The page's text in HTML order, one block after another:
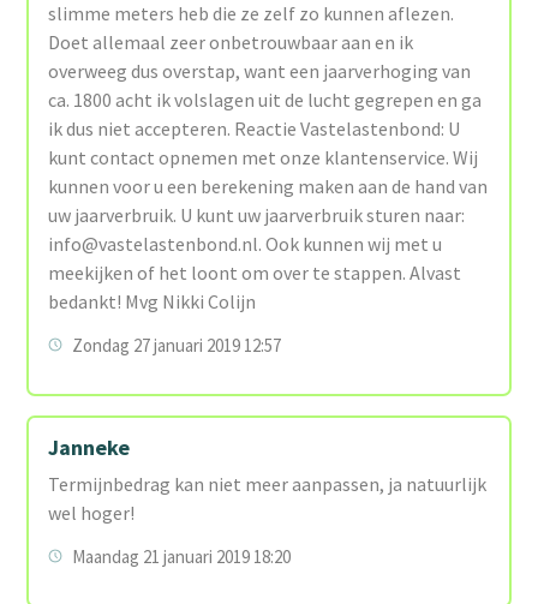
slimme meters heb die ze zelf zo kunnen aflezen.
Doet allemaal zeer onbetrouwbaar aan en ik
overweeg dus overstap, want een jaarverhoging van
ca. 1800 acht ik volslagen uit de lucht gegrepen en ga
ik dus niet accepteren. Reactie Vastelastenbond: U
kunt contact opnemen met onze klantenservice. Wij
kunnen voor u een berekening maken aan de hand van
uw jaarverbruik. U kunt uw jaarverbruik sturen naar:
info@vastelastenbond.nl. Ook kunnen wij met u
meekijken of het loont om over te stappen. Alvast
bedankt! Mvg Nikki Colijn
Zondag 27 januari 2019 12:57
Janneke
Termijnbedrag kan niet meer aanpassen, ja natuurlijk
wel hoger!
Maandag 21 januari 2019 18:20